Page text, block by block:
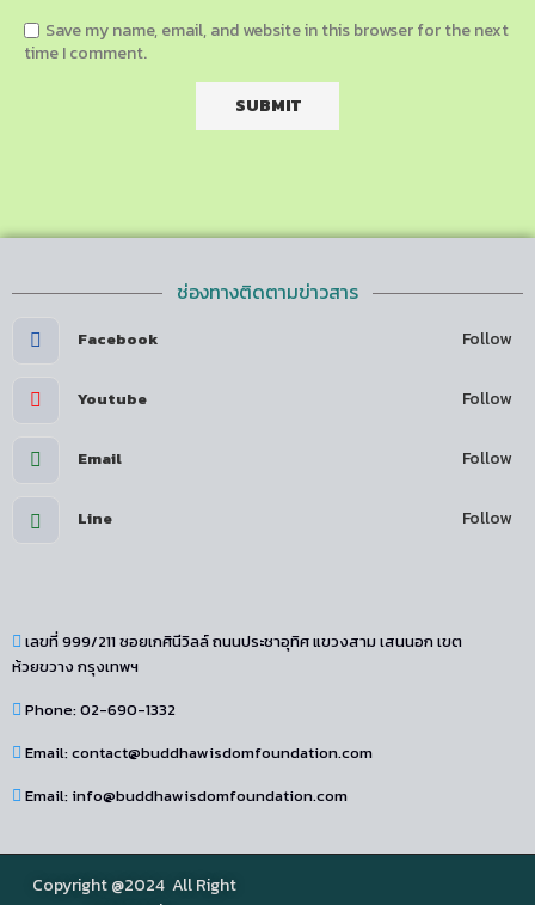
Save my name, email, and website in this browser for the next
time I comment.
ช่องทางติดตามข่าวสาร
Facebook Follow
Youtube Follow
Email Follow
Line Follow
เลขที่ 999/211 ซอยเกศินีวิลล์ ถนนประชาอุทิศ แขวงสาม เสนนอก เขต
ห้วยขวาง กรุงเทพฯ
Phone: 02-690-1332
Email: contact@buddhawisdomfoundation.com
Email: info@buddhawisdomfoundation.com
Copyright @2024 All Right